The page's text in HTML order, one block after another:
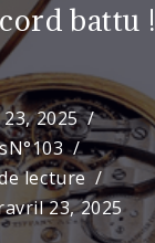
battu !
2025
N°103
lecture
avril 23, 2025